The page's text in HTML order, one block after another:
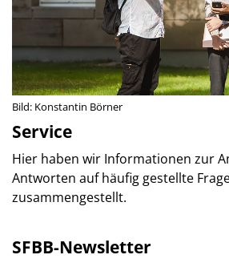
Bild: Konstantin Börner
Service
Hier haben wir Informationen zur
Antworten auf häufig gestellte
zusammengestellt.
SFBB-Newsletter